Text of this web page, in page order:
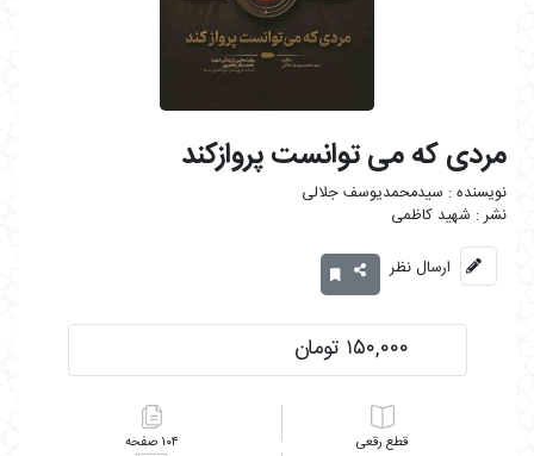
مردی که می توانست پروازکند
سیدمحمدیوسف جلالی
شهید کاظمی
ارسال نظر
۱۵۰,۰۰۰ تومان
رقعی ۱۰۴